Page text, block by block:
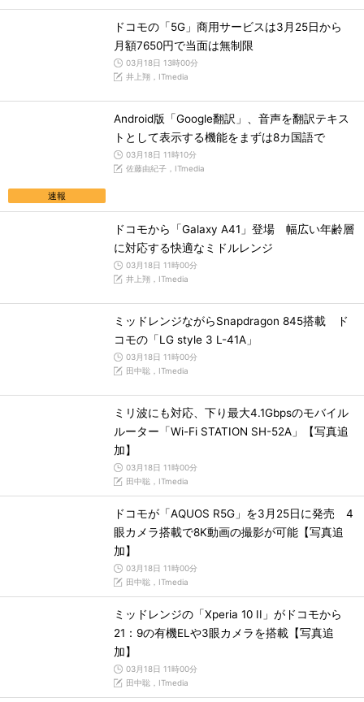
ドコモの「5G」商用サービスは3月25日から
月額7650円で当面は無制限
03月18日 13時00分
井上翔，ITmedia
速報
Android版「Google翻訳」、音声を翻訳テキス
トとして表示する機能をまずは8カ国語で
03月18日 11時10分
佐藤由紀子，ITmedia
ドコモから「Galaxy A41」登場 幅広い年齢層
に対応する快適なミドルレンジ
03月18日 11時00分
井上翔，ITmedia
ミッドレンジながらSnapdragon 845搭載 ド
コモの「LG style 3 L-41A」
03月18日 11時00分
田中聡，ITmedia
ミリ波にも対応、下り最大4.1Gbpsのモバイル
ルーター「Wi-Fi STATION SH-52A」【写真追
加】
03月18日 11時00分
田中聡，ITmedia
ドコモが「AQUOS R5G」を3月25日に発売 4
眼カメラ搭載で8K動画の撮影が可能【写真追
加】
03月18日 11時00分
田中聡，ITmedia
ミッドレンジの「Xperia 10 II」がドコモから
21：9の有機ELや3眼カメラを搭載【写真追
加】
03月18日 11時00分
田中聡，ITmedia